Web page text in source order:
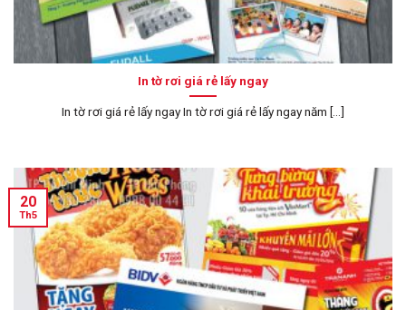
In tờ rơi giá rẻ lấy ngay
In tờ rơi giá rẻ lấy ngay In tờ rơi giá rẻ lấy ngay năm [...]
20
Th5